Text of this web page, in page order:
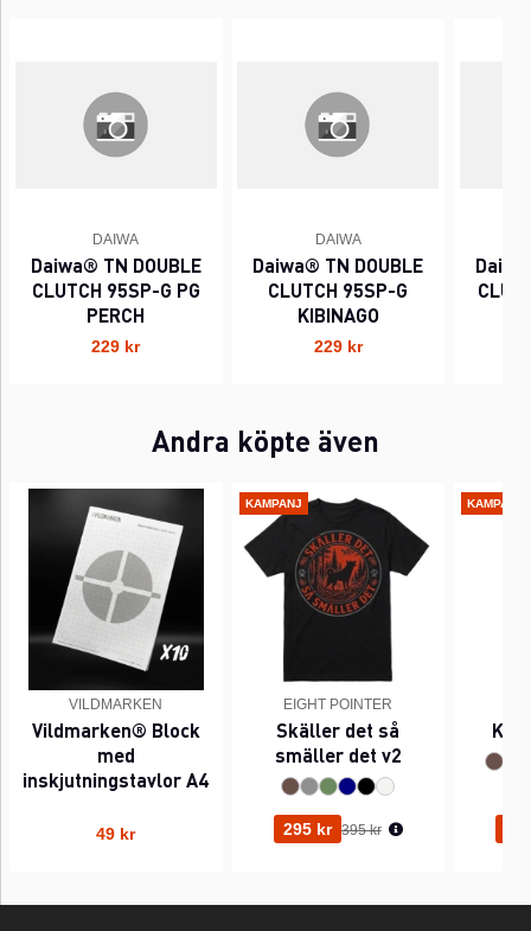
DAIWA
Daiwa® TN DOUBLE
CLUTCH 95SP-G PG
PERCH
229 kr
DAIWA
Daiwa® TN DOUBLE
CLUTCH 95SP-G
KIBINAGO
229 kr
Andra köpte även
VILDMARKEN
Vildmarken® Block
med
inskjutningstavlor A4
49 kr
KAMPANJ
EIGHT POINTER
Skäller det så
smäller det v2
295 kr Ordinarie pris:
395 kr
KAMPANJ